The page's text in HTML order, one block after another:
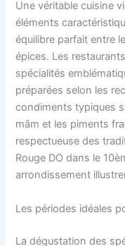
Une véritable cuisine
éléments
équilibre parfait entre
épices. Les
spécialités
préparées selon les
condiments typiques
mâm et les piments
respectueuse des
Rouge DO dans le
arrondissement
Les périodes idéales
La dégustation des